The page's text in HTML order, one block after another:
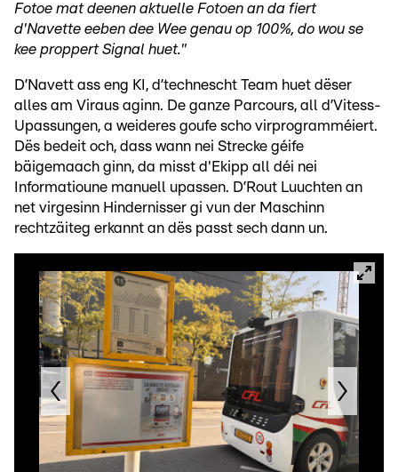
Fotoe mat deenen aktuelle Fotoen an da fiert
d'Navette eeben dee Wee genau op 100%, do wou se
kee proppert Signal huet."
D’Navett ass eng KI, d’technescht Team huet dëser
alles am Viraus aginn. De ganze Parcours, all d’Vitess-
Upassungen, a weideres goufe scho virprogramméiert.
Dës bedeit och, dass wann nei Strecke géife
bäigemaach ginn, da misst d'Ekipp all déi nei
Informatioune manuell upassen. D’Rout Luuchten an
net virgesinn Hindernisser gi vun der Maschinn
rechtzäiteg erkannt an dës passt sech dann un.